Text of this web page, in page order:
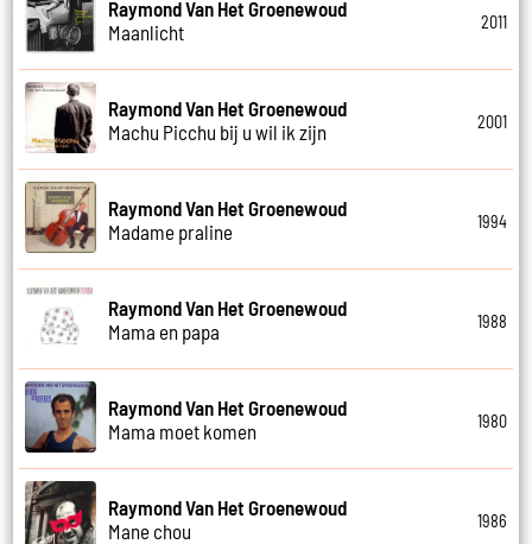
Raymond Van Het Groenewoud
Maanlicht
2011
Raymond Van Het Groenewoud
Machu Picchu bij u wil ik zijn
2001
Raymond Van Het Groenewoud
Madame praline
1994
Raymond Van Het Groenewoud
Mama en papa
1988
Raymond Van Het Groenewoud
Mama moet komen
1980
Raymond Van Het Groenewoud
Mane chou
1986